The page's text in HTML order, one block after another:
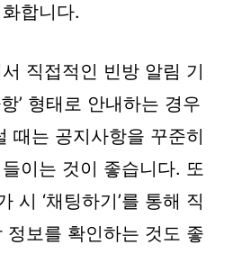
합니다.
직접적인 빈방 알림 기
’ 형태로 안내하는 경우
때는 공지사항을 꾸준히
이는 것이 좋습니다. 또
시 ‘채팅하기’를 통해 직
정보를 확인하는 것도 좋